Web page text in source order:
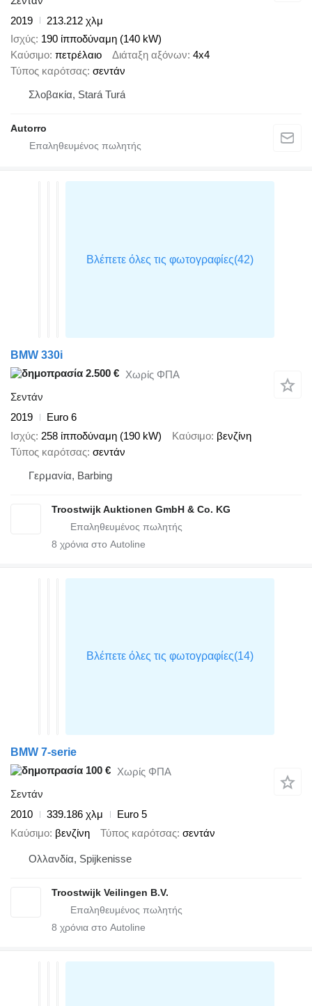
2019
213.212 χλμ
Ισχύς 190 ίπποδύναμη (140 kW)
Καύσιμο πετρέλαιο Διάταξη αξόνων 4x4
Τύπος καρότσας σεντάν
Σλοβακία, Stará Turá
Autorro
BMW 330i
2.500 € Χωρίς ΦΠΑ
Σεντάν
2019
Euro 6
Ισχύς 258 ίπποδύναμη (190 kW) Καύσιμο βενζίνη
Τύπος καρότσας σεντάν
Γερμανία, Barbing
Troostwijk Auktionen GmbH & Co. KG
8 χρόνια στο Autoline
BMW 7-serie
100 € Χωρίς ΦΠΑ
Σεντάν
2010
339.186 χλμ
Euro 5
Καύσιμο βενζίνη Τύπος καρότσας σεντάν
Ολλανδία, Spijkenisse
Troostwijk Veilingen B.V.
8 χρόνια στο Autoline